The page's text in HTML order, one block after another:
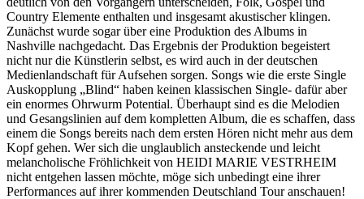
Country Elemente enthalten und insgesamt akustischer klingen.
Zunächst wurde sogar über eine Produktion des Albums in
Nashville nachgedacht. Das Ergebnis der Produktion begeistert
nicht nur die Künstlerin selbst, es wird auch in der deutschen
Medienlandschaft für Aufsehen sorgen. Songs wie die erste Single
Auskopplung „Blind“ haben keinen klassischen Single- dafür aber
ein enormes Ohrwurm Potential. Überhaupt sind es die Melodien
und Gesangslinien auf dem kompletten Album, die es schaffen, dass
einem die Songs bereits nach dem ersten Hören nicht mehr aus dem
Kopf gehen. Wer sich die unglaublich ansteckende und leicht
melancholische Fröhlichkeit von HEIDI MARIE VESTRHEIM
nicht entgehen lassen möchte, möge sich unbedingt eine ihrer
Performances auf ihrer kommenden Deutschland Tour anschauen!